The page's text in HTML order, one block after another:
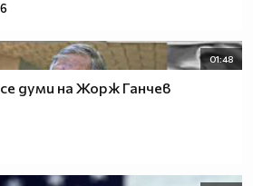
01:48
думи на Жорж Ганчев